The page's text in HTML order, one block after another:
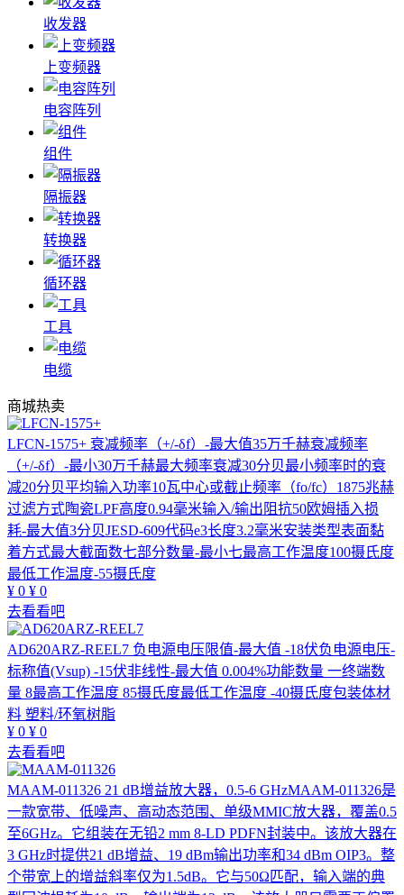
收发器
上变频器
电容阵列
组件
隔振器
转换器
循环器
工具
电缆
商城热卖
LFCN-1575+ 衰减频率（+/-δf）-最大值35万千赫衰减频率
（+/-δf）-最小30万千赫最大频率衰减30分贝最小频率时的衰
减20分贝平均输入功率10瓦中心或截止频率（fo/fc）1875兆赫
过滤方式陶瓷LPF高度0.94毫米输入/输出阻抗50欧姆插入损
耗-最大值3分贝JESD-609代码e3长度3.2毫米安装类型表面黏
着方式最大截面数七部分数量-最小七最高工作温度100摄氏度
最低工作温度-55摄氏度
¥ 0 ¥ 0
去看看吧
AD620ARZ-REEL7 负电源电压限值-最大值 -18伏负电源电压-
标称值(Vsup) -15伏非线性-最大值 0.004%功能数量 一终端数
量 8最高工作温度 85摄氏度最低工作温度 -40摄氏度包装体材
料 塑料/环氧树脂
¥ 0 ¥ 0
去看看吧
MAAM-011326 21 dB增益放大器，0.5-6 GHzMAAM-011326是
一款宽带、低噪声、高动态范围、单级MMIC放大器，覆盖0.5
至6GHz。它组装在无铅2 mm 8-LD PDFN封装中。该放大器在
3 GHz时提供21 dB增益、19 dBm输出功率和34 dBm OIP3。整
个带宽上的增益斜率仅为1.5dB。它与50Ω匹配，输入端的典